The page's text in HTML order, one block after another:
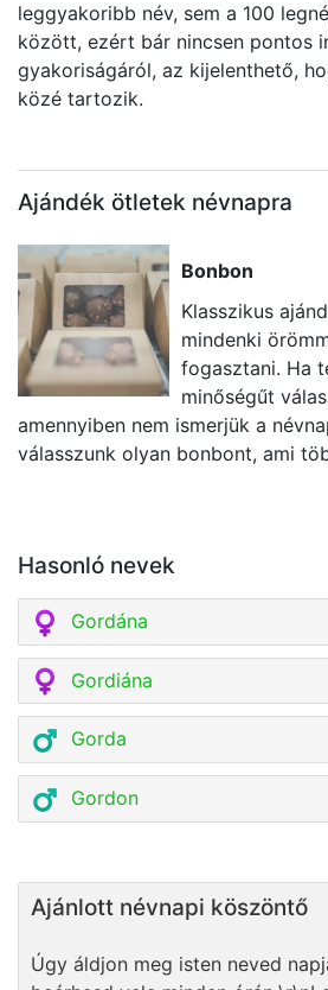
leggyakoribb név, sem a 100
között, ezért bár nincsen pontos
gyakoriságáról, az kijelenthető,
közé tartozik.
Ajándék ötletek névnapra
Bonbon
Klasszikus
mindenki
fogasztani. Ha
minőségűt
amennyiben nem ismerjük a
válasszunk olyan bonbont, ami
Hasonló nevek
Gordána
Gordiána
Gorda
Gordon
Ajánlott névnapi köszöntő
Úgy áldjon meg isten neved